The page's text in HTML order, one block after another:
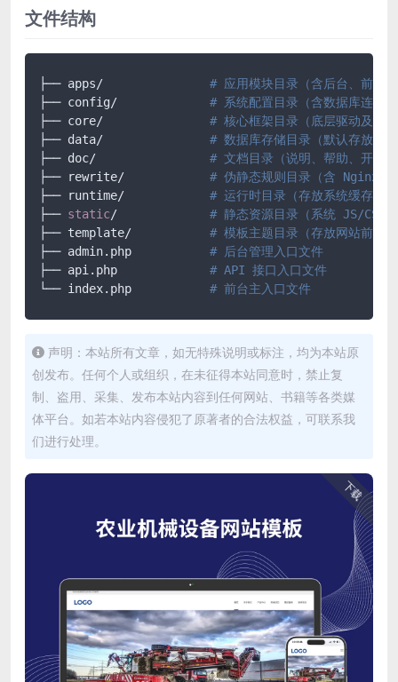
文件结构
# 应用模块目录（含后台、前台
# 系统配置目录（含数据库连接
# 核心框架目录（底层驱动及框
# 数据库存储目录（默认存放
# 文档目录（说明、帮助、开发
# 伪静态规则目录（含 Nginx/
# 运行时目录（存放系统缓存、
├── static
# 静态资源目录（系统 JS/CSS
# 模板主题目录（存放网站前端
# 后台管理入口文件
# API 接口入口文件
# 前台主入口文件
声明：本站所有文章，如无特殊说明或标注，均为本站原
创发布。任何个人或组织，在未征得本站同意时，禁止复
制、盗用、采集、发布本站内容到任何网站、书籍等各类媒
体平台。如若本站内容侵犯了原著者的合法权益，可联系我
们进行处理。
下载